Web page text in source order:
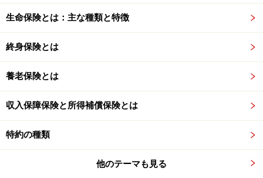
今は夫や子がいるので自分が支えなければと頑張ってい
支えられていたのだと感じています。
気分転換、普段の日は何をしている？
生命保険とは：主な種類と特徴
終身保険とは
養老保険とは
収入保障保険と所得補償保険とは
特約の種類
他のテーマも見る